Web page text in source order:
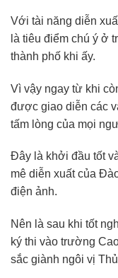
Với tài năng diễn
là tiêu điểm chú ý ở
thành phố khi ấy.
Vì vậy ngay từ khi
được giao diễn các
tấm lòng của mọi
Đây là khởi đầu tốt
mê diễn xuất của
điện ảnh.
Nên là sau khi tốt
ký thi vào trường
sắc giành ngôi vị